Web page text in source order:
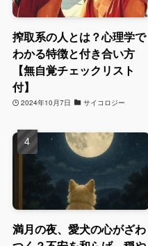
搾取系の人とは？心理学で
わかる特徴と付き合い方
【無自覚チェックリスト
付】
2024年10月7日 サイコロジー
満月の夜、愛犬の心がざわ